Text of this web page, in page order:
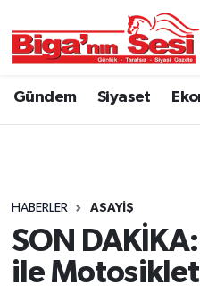
Gündem Siyaset
HABERLER ASAYIŞ
SON
ile Motosiklet
Asayiş
Belediye
Dünya
Çanakkale Hava
Tüm Manşetler
Son Dakika Haberleri